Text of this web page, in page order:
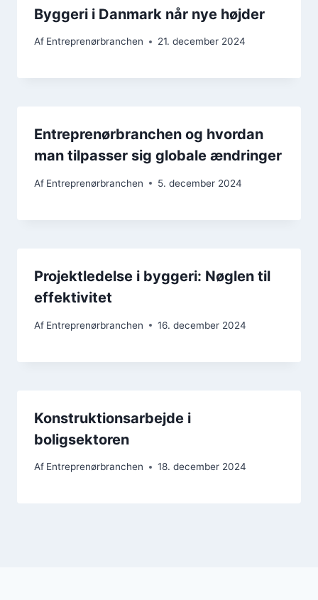
Byggeri i Danmark når nye højder
Af Entreprenørbranchen 21. december 2024
Entreprenørbranchen og hvordan
man tilpasser sig globale ændringer
Af Entreprenørbranchen 5. december 2024
Projektledelse i byggeri: Nøglen til
effektivitet
Af Entreprenørbranchen 16. december 2024
Konstruktionsarbejde i
boligsektoren
Af Entreprenørbranchen 18. december 2024